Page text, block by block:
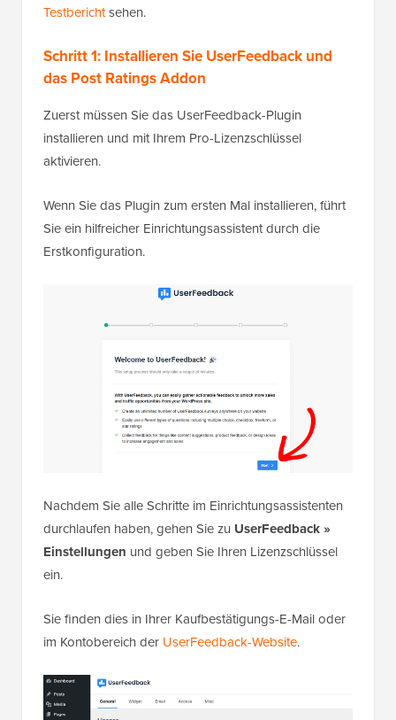
Testberichtsehen.
Schritt 1: Installieren Sie UserFeedback und
das Post Ratings Addon
Zuerst müssen Sie das UserFeedback-Plugin
installieren und mit Ihrem Pro-Lizenzschlüssel
aktivieren.
Wenn Sie das Plugin zum ersten Mal installieren, führt
Sie ein hilfreicher Einrichtungsassistent durch die
Erstkonfiguration.
Nachdem Sie alle Schritte im Einrichtungsassistenten
durchlaufen haben, gehen Sie zu UserFeedback »
Einstellungen und geben Sie Ihren Lizenzschlüssel
ein.
Sie finden dies in Ihrer Kaufbestätigungs-E-Mail oder
im Kontobereich der UserFeedback-Website.